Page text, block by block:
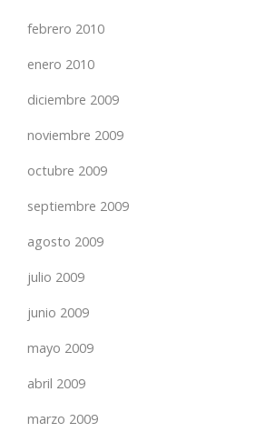
febrero 2010
enero 2010
diciembre 2009
noviembre 2009
octubre 2009
septiembre 2009
agosto 2009
julio 2009
junio 2009
mayo 2009
abril 2009
marzo 2009